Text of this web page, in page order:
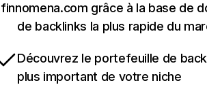
finnomena.com grâce à la base de
de backlinks la plus rapide du
Découvrez le portefeuille de
plus important de votre niche